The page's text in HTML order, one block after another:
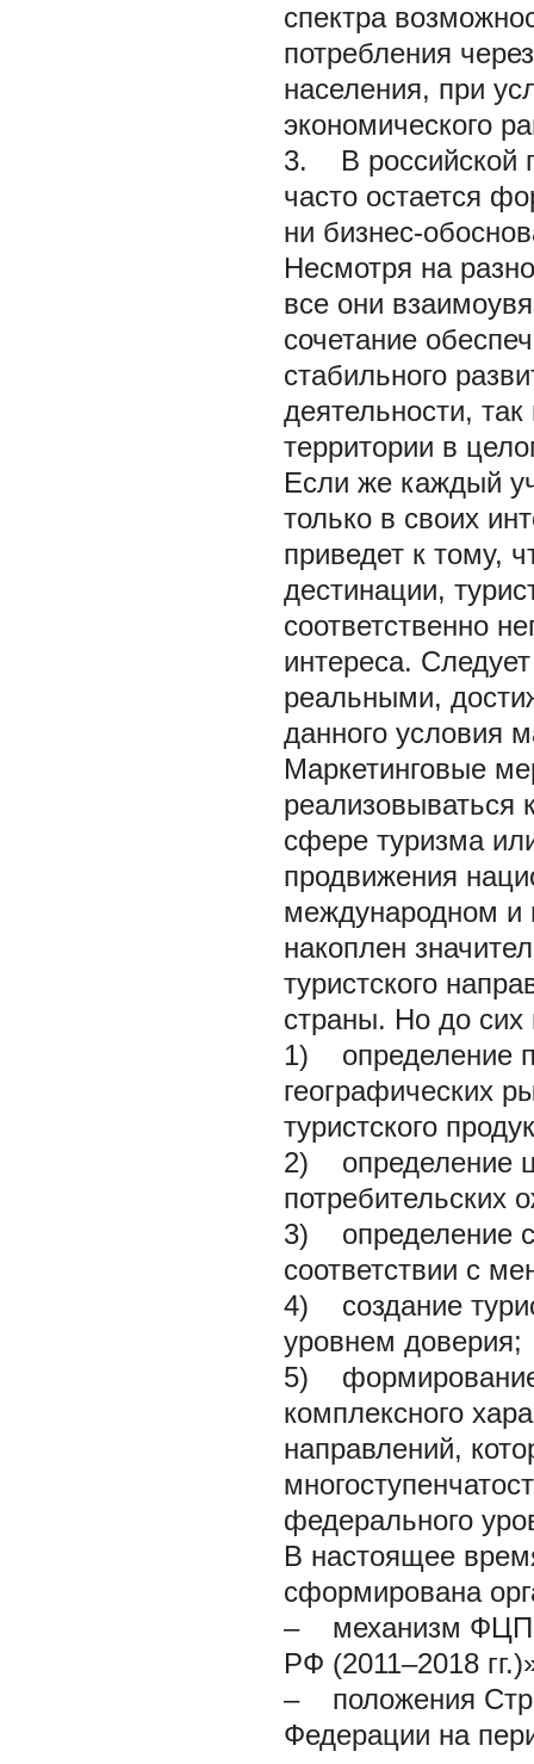
спектра
потребления
населения, при
экономического
3. В российской
часто остается
ни бизнес-
Несмотря на
все они
сочетание
стабильного
деятельности,
территории в
Если же каждый
только в своих
приведет к тому,
дестинации,
соответственно
интереса.
реальными,
данного условия
Маркетинговые
реализовываться
сфере туризма
продвижения
международном и
накоплен
туристского
страны. Но до
1) определение
географических
туристского
2) определение
потребительских
3) определение
соответствии с
4) создание
уровнем доверия;
5) формирование
комплексного
направлений,
федерального
В настоящее
сформирована
–
механизм ФЦП
РФ (2011–2018
–
положения
Федерации на